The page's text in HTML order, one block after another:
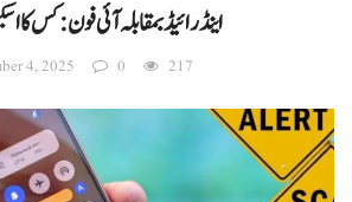
اینڈرائیڈ بمقابلہ آئی فون: کس کا
4, 2025 0 217